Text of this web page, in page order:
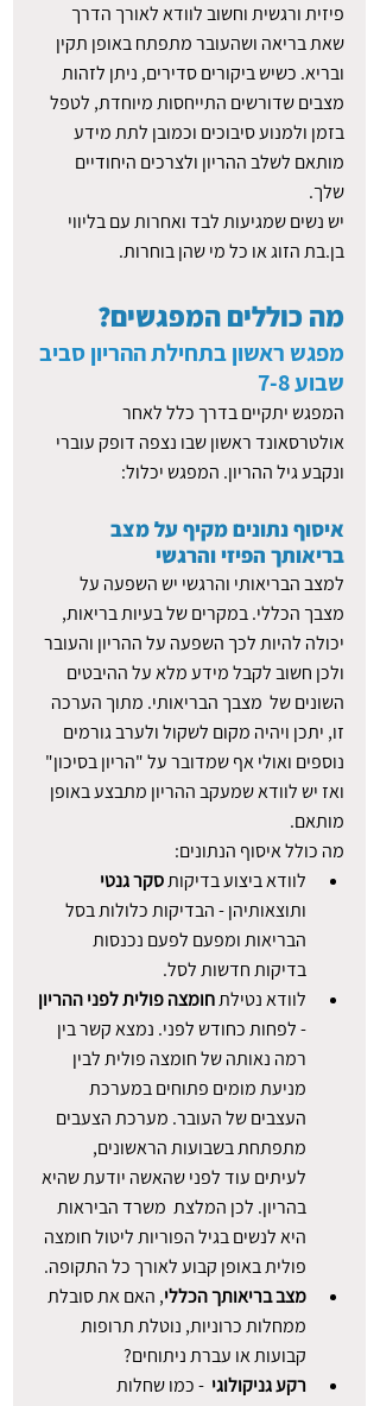
פיזית ורגשית וחשוב לוודא לאורך הדרך
שאת בריאה ושהעובר מתפתח באופן תקין
ובריא. כשיש ביקורים סדירים, ניתן לזהות
מצבים שדורשים התייחסות מיוחדת, לטפל
בזמן ולמנוע סיבוכים וכמובן לתת מידע
מותאם לשלב ההריון ולצרכים היחודיים
שלך.
יש נשים שמגיעות לבד ואחרות עם בליווי
בן.בת הזוג או כל מי שהן בוחרות.
מה כוללים המפגשים?
מפגש ראשון בתחילת ההריון סביב
שבוע 7-8
המפגש יתקיים בדרך כלל לאחר
אולטרסאונד ראשון שבו נצפה דופק עוברי
ונקבע גיל ההריון. המפגש יכלול:
איסוף נתונים מקיף על מצב
בריאותך הפיזי והרגשי
למצב הבריאותי והרגשי יש השפעה על
מצבך הכללי. במקרים של בעיות בריאות,
יכולה להיות לכך השפעה על ההריון והעובר
ולכן חשוב לקבל מידע מלא על ההיבטים
השונים של  מצבך הבריאותי. מתוך הערכה
זו, יתכן ויהיה מקום לשקול ולערב גורמים
נוספים ואולי אף שמדובר על "הריון בסיכון"
ואז יש לוודא שמעקב ההריון מתבצע באופן
מותאם.
מה כולל איסוף הנתונים:
לוודא ביצוע בדיקות סקר גנטי
ותוצאותיהן - הבדיקות כלולות בסל
הבריאות ומפעם לפעם נכנסות
בדיקות חדשות לסל.
לוודא נטילת חומצה פולית לפני ההריון
- לפחות כחודש לפני. נמצא קשר בין
רמה נאותה של חומצה פולית לבין
מניעת מומים פתוחים במערכת
העצבים של העובר. מערכת הצעבים
מתפתחת בשבועות הראשונים,
לעיתים עוד לפני שהאשה יודעת שהיא
בהריון. לכן המלצת  משרד הביראות
היא לנשים בגיל הפוריות ליטול חומצה
פולית באופן קבוע לאורך כל התקופה.
מצב בריאותך הכללי, האם את סובלת
ממחלות כרוניות, נוטלת תרופות
קבועות או עברת ניתוחים?
רקע גניקולוגי - כמו שחלות